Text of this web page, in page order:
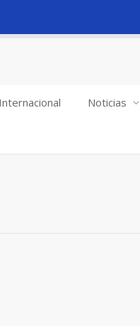
Internacional Noticias